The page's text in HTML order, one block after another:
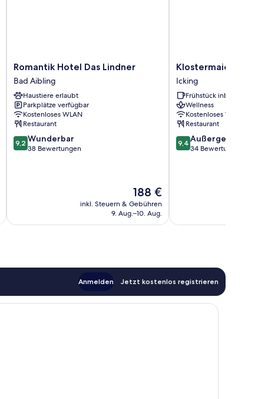
Romantik
Hotel
Das
Lindner
Bad
Aibling
Romantik Hotel Das Lindner
Bad Aibling
Haustiere erlaubt
Parkplätze verfügbar
Kostenloses WLAN
Restaurant
9.2
von
9,2 Wunderbar
38 Bewertungen
Der
Preis
beträgt
188 €
inkl. Steuern & Gebühren
9. Aug.–10. Aug.
Klostermaier
Hotel
&
Restaurant
Icking
Klostermaier Hotel
Icking
Frühstück inbegriffen
Wellness
Kostenloses WLAN
Restaurant
9.4
von
9,4 Außergewöhnlich
34 Bewertungen
Anmelden Jetzt kostenlos registrieren